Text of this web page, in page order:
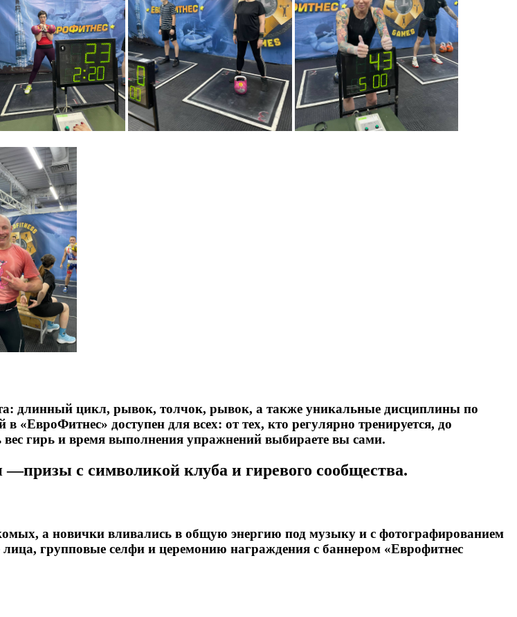
длинный цикл, рывок, толчок, рывок, а также уникальные дисциплины по
доступен для всех: от тех, кто регулярно тренируется, до
гирь и время выполнения упражнений выбираете вы сами.
с символикой клуба и гиревого сообщества.
а новички вливались в общую энергию под музыку и с фотографированием
групповые селфи и церемонию награждения с баннером «Еврофитнес